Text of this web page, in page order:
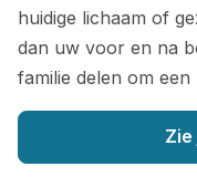
huidige lichaam of
dan uw voor en na
familie delen om
Zie